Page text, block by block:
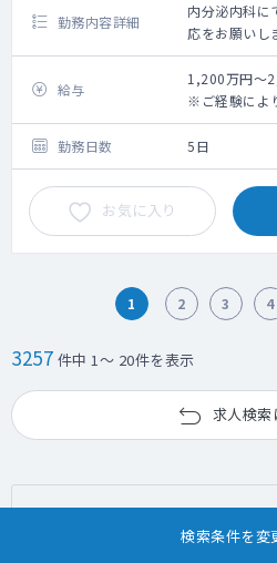
勤務内容詳細
内分泌内科に
応をお願いし
詳しい勤務内
す
■備考
・募集背景：
・勤務開始：
■勤務概要
・勤務内容：
給与
1,200万円～
※ご経験によ
勤務日数 5日
お気に入り
1 2 3 4
3257 件中 1～ 20件を表示
求人検索
検索条件を変